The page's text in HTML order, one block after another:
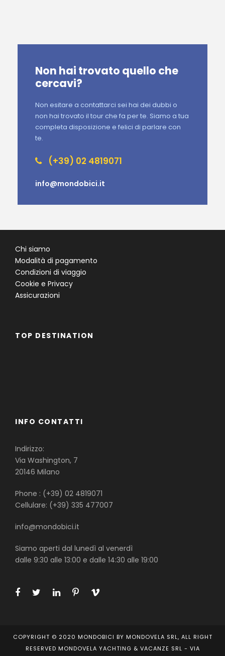
Non hai trovato quello che
cercavi?
Non esitare a contattarci sei hai dei dubbi o
non hai trovato il tour che fa per te. Siamo a tua
completa disposizione e felici di parlare con
te.
(+39) 02 4819071
info@mondobici.it
Chi siamo
Modalità di pagamento
Condizioni di viaggio
Cookie e Privacy
Assicurazioni
TOP DESTINATION
INFO CONTATTI
Indirizzo:
Via Washington, 7
20146 Milano
Phone : (+39) 02 4819071
Cellulare: (+39) 335 477007
info@mondobici.it
Siamo aperti dal lunedì al venerdì
dalle 9:30 alle 13:00 e dalle 14:30 alle 19:00
COPYRIGHT © 2020 MONDOBICI BY MONDOVELA SRL, ALL RIGHT
RESERVED MONDOVELA YACHTING & VACANZE SRL - VIA